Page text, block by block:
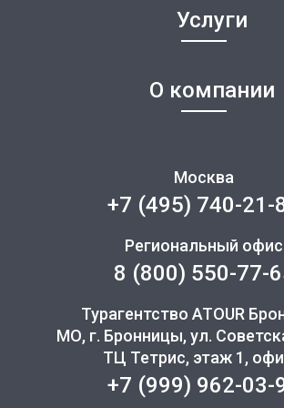
Услуги
О компании
Москва
+7 (495) 740-21-
Региональный офис
8 (800) 550-77-
Турагентство ATOUR
МО, г. Бронницы, ул.
ТЦ Тетрис, этаж 1,
+7 (999) 962-03-